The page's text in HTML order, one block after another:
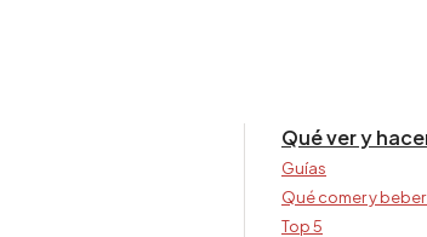
Qué ver y
Guías
Qué comer y
Top 5